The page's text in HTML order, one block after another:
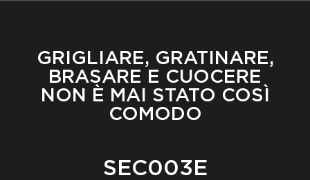
GRIGLIARE, GRATINARE,
BRASARE E CUOCERE
NON È MAI STATO COSÌ
COMODO
SEC003E